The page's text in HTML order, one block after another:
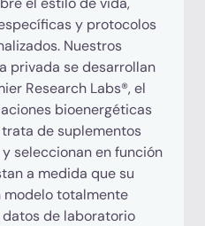
y protocolos
Nuestros
privada se desarrollan
Research Labs®, el
bioenergéticas
de suplementos
seleccionan en función
a medida que su
modelo totalmente
de laboratorio